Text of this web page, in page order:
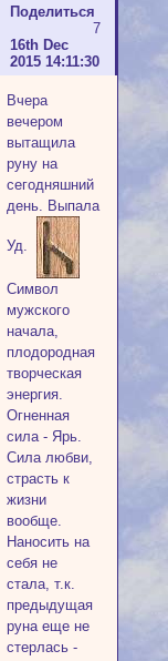
Поделиться
7
16th Dec
2015 14:11:30
Вчера
вечером
вытащила
руну на
сегодняшний
день. Выпала
Уд.
Символ
мужского
начала,
плодородная
творческая
энергия.
Огненная
сила - Ярь.
Сила любви,
страсть к
жизни
вообще.
Наносить на
себя не
стала, т.к.
предыдущая
руна еще не
стерлась -